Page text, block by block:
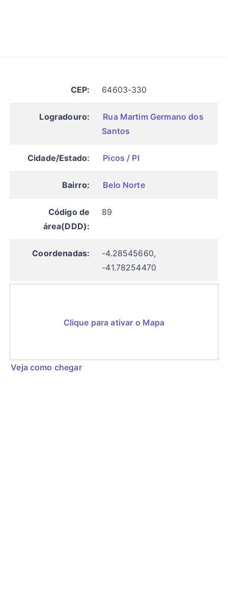
CEP: 64603-330
Logradouro:
Rua Martim Germano dos
Santos
Cidade/Estado: Picos / PI
Bairro: Belo Norte
Código de
área(DDD):
89
Coordenadas:
-4.28545660,
-41.78254470
Clique para ativar o Mapa
Veja como chegar